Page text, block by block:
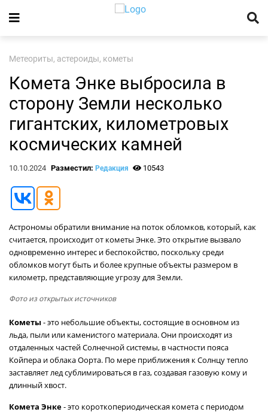
Метеориты, астероиды, кометы
Комета Энке выбросила в
сторону Земли несколько
гигантских, километровых
космических камней
10.10.2024 Разместил: Редакция 10543
Астрономы обратили внимание на поток обломков, который, как
считается, происходит от кометы Энке. Это открытие вызвало
одновременно интерес и беспокойство, поскольку среди
обломков могут быть и более крупные объекты размером в
километр, представляющие угрозу для Земли.
Фото из открытых источников
Кометы - это небольшие объекты, состоящие в основном из
льда, пыли или каменистого материала. Они происходят из
отдаленных частей Солнечной системы, в частности пояса
Койпера и облака Оорта. По мере приближения к Солнцу тепло
заставляет лед сублимироваться в газ, создавая газовую кому и
длинный хвост.
Комета Энке- это короткопериодическая комета с периодом